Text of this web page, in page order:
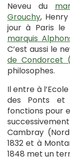
Neveu du
Grouchy,
jour à Paris le
marquis
C’est aussi le
de Condorcet
philosophes.
Il entre à
des Ponts et
fonctions pour
Cambray
1832 et à
1848 met un